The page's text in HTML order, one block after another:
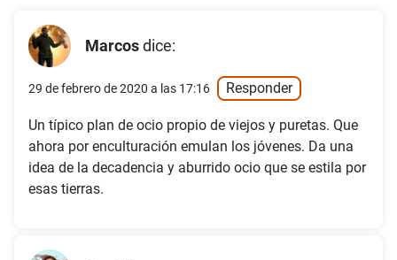
Marcosdice:
29 de febrero de 2020 a las 17:16 Responder
Un típico plan de ocio propio de viejos y puretas. Que
ahora por enculturación emulan los jóvenes. Da una
idea de la decadencia y aburrido ocio que se estila por
esas tierras.